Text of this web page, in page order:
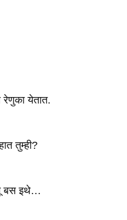
रेणुका येतात.
तुम्ही?
बस इथे…